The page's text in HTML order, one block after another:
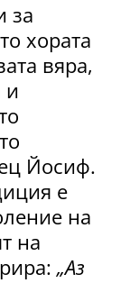
за
хората
вяра,
и
Йосиф.
е
на
на
„Аз